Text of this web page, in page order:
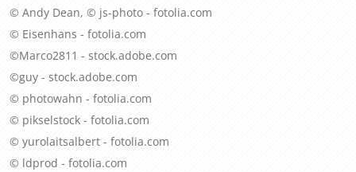
© Andy Dean, © js-photo - fotolia.com
© Eisenhans - fotolia.com
©Marco2811 - stock.adobe.com
©guy - stock.adobe.com
© photowahn - fotolia.com
© pikselstock - fotolia.com
© yurolaitsalbert - fotolia.com
© ldprod - fotolia.com